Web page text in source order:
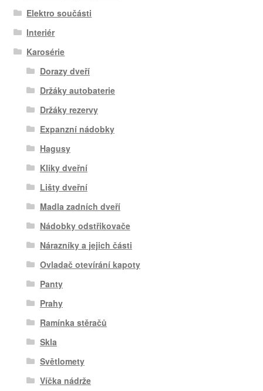
Elektro součásti
Interiér
Karosérie
Dorazy dveří
Držáky autobaterie
Držáky rezervy
Expanzní nádobky
Hagusy
Kliky dveřní
Lišty dveřní
Madla zadních dveří
Nádobky odstřikovače
Nárazníky a jejich části
Ovladač otevírání kapoty
Panty
Prahy
Ramínka stěračů
Skla
Světlomety
Víčka nádrže